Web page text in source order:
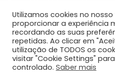
2021 N'Koisas © Todos os
Utilizamos cookies no
proporcionar a experiência
recordando as suas
repetidas. Ao clicar em
utilização de TODOS os
visitar "Cookie Settings"
controlado. Saber mais